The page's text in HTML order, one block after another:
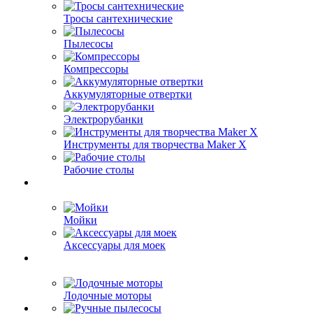
Тросы сантехнические
Пылесосы
Компрессоры
Аккумуляторные отвертки
Электрорубанки
Инструменты для творчества Maker X
Рабочие столы
Мойки
Аксессуары для моек
Лодочные моторы